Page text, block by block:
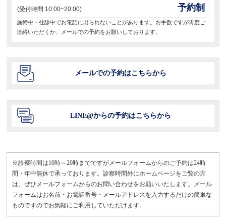
(受付時間 10:00~20:00) 予約制
施術中・往診中でお電話に出られないことがあります。お手数ですが再度ご
連絡いただくか、メールでの予約をお願いしております。
メールでの予約はこちらから
LINE@からの予約はこちらから
※診察時間は10時～20時までですがメールフォームからのご予約は24時
間・年中無休で承っております。診察時間外にホームページをご覧の方
は、ぜひメールフォームからのお問い合わせをお願いいたします。メール
フォームはお名前・お電話番号・メールアドレスを入力するだけの簡単な
ものですのでお気軽にご利用していただけます。